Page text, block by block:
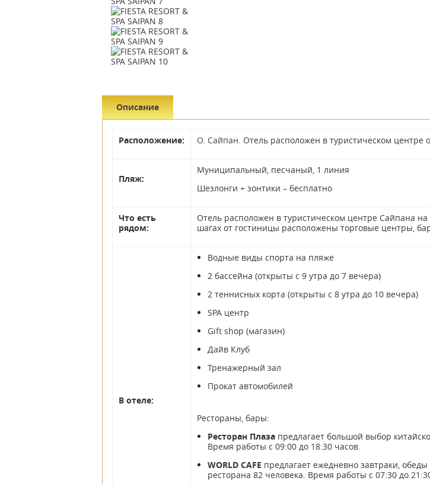
Описание
Расположение: О. Сайпан . Отель расположен в туристическом центре
Пляж:
Муниципальный, песчаный, 1 линия
Шезлонги + зонтики – бесплатно
Что есть
рядом:
Отель расположен в туристическом центре Сайпана
шагах от гостиницы расположены торговые центры,
В отеле:
Водные виды спорта на пляже
2 бассейна (открыты с 9 утра до 7 вечера)
2 теннисных корта (открыты с 8 утра до 10 вечера)
SPA центр
Gift shop (магазин)
Дайв Клуб
Тренажерный зал
Прокат автомобилей
Рестораны, бары:
Ресторан Плаза предлагает большой выбор
Время работы с 09:00 до 18:30 часов.
WORLD CAFE предлагает ежедневно завтраки,
ресторана 82 человека. Время работы с 07:30 до